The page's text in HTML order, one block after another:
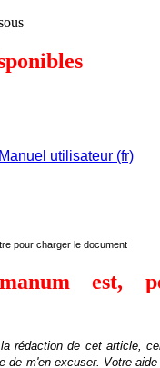
Manuel utilisateur (fr)
pour charger le document
est,
rédaction de cet article,
de m'en excuser. Votre